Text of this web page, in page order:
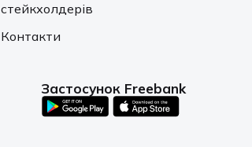
стейкхолдерів
Контакти
Застосунок Freebank